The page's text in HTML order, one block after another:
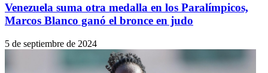
Venezuela suma otra medalla en los Paralímpicos,
Marcos Blanco ganó el bronce en judo
5 de septiembre de 2024